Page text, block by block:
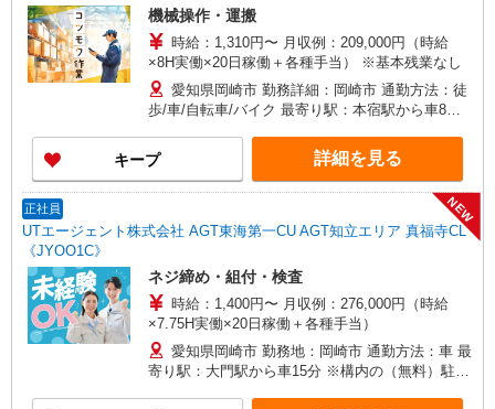
機械操作・運搬
時給：1,310円〜 月収例：209,000円（時給
×8H実働×20日稼働＋各種手当） ※基本残業なし
愛知県岡崎市 勤務詳細：岡崎市 通勤方法：徒
歩/車/自転車/バイク 最寄り駅：本宿駅から車8分
キープ 詳細を見る
正社員
UTエージェント株式会社 AGT東海第一CU AGT知立エリア 真福寺CL
《JYOO1C》
NEW
ネジ締め・組付・検査
時給：1,400円〜 月収例：276,000円（時給
×7.75H実働×20日稼働＋各種手当）
愛知県岡崎市 勤務地：岡崎市 通勤方法：車 最
寄り駅：大門駅から車15分 ※構内の（無料）駐車